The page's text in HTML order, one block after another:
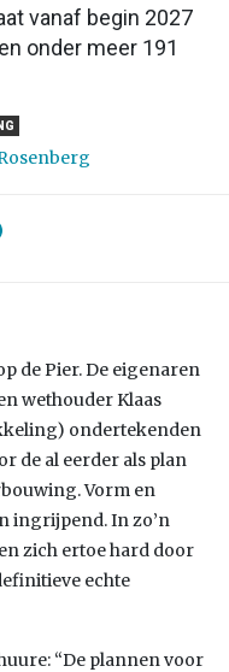
vanaf begin 2027
onder meer 191
de Pier. De eigenaren
wethouder Klaas
ondertekenden
de al eerder als plan
Vorm en
ingrijpend. In zo’n
zich ertoe hard door
echte
“De plannen voor